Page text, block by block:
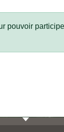
pouvoir